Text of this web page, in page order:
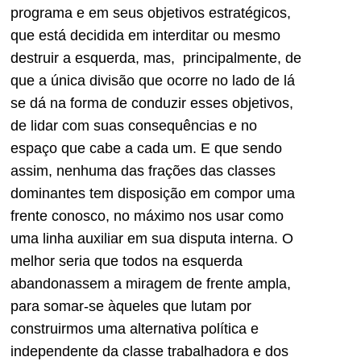
programa e em seus objetivos estratégicos,
que está decidida em interditar ou mesmo
destruir a esquerda, mas, principalmente, de
que a única divisão que ocorre no lado de lá
se dá na forma de conduzir esses objetivos,
de lidar com suas consequências e no
espaço que cabe a cada um. E que sendo
assim, nenhuma das frações das classes
dominantes tem disposição em compor uma
frente conosco, no máximo nos usar como
uma linha auxiliar em sua disputa interna. O
melhor seria que todos na esquerda
abandonassem a miragem de frente ampla,
para somar-se àqueles que lutam por
construirmos uma alternativa política e
independente da classe trabalhadora e dos